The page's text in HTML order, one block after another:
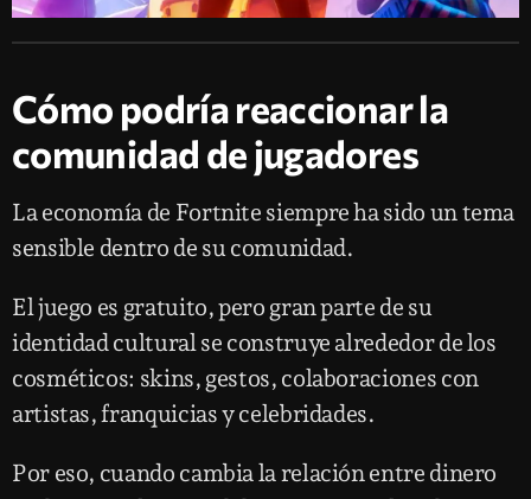
Cómo podría reaccionar la
comunidad de jugadores
La economía de Fortnite siempre ha sido un tema
sensible dentro de su comunidad.
El juego es gratuito, pero gran parte de su
identidad cultural se construye alrededor de los
cosméticos: skins, gestos, colaboraciones con
artistas, franquicias y celebridades.
Por eso, cuando cambia la relación entre dinero